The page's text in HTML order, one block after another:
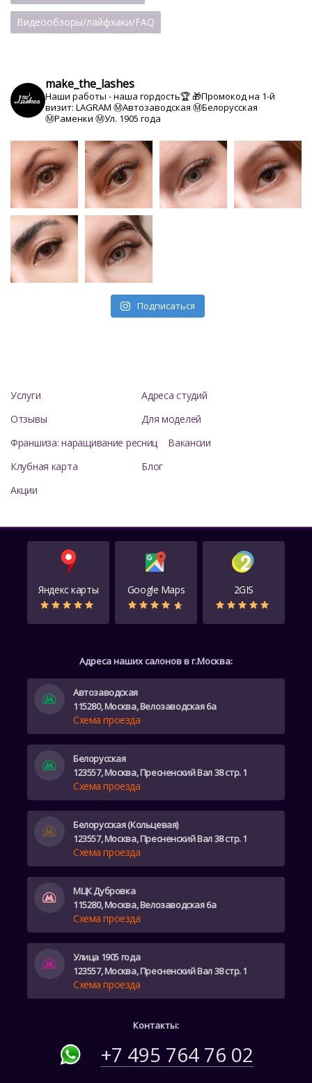
Видеообзоры/лайфхаки/FAQ
make_the_lashes
Наши работы - наша гордость🏆🎁Промокод на 1-й
визит: LAGRAM Ⓜ️Автозаводская Ⓜ️Белорусская
Ⓜ️Раменки Ⓜ️Ул. 1905 года
Подписаться
Услуги
Адреса студий
Отзывы
Для моделей
Франшиза: наращивание ресниц
Вакансии
Клубная карта
Блог
Акции
Яндекс карты Google Maps 2GIS
Контакты:
+7 495 764 76 02
Адреса наших салонов в г.Москва:
Автозаводская
115280, Москва, Велозаводская 6а
Схема проезда
Белорусская
123557, Москва, Пресненский Вал 38 стр. 1
Схема проезда
Белорусская (Кольцевая)
123557, Москва, Пресненский Вал 38 стр. 1
Схема проезда
МЦК Дубровка
115280, Москва, Велозаводская 6а
Схема проезда
Улица 1905 года
123557, Москва, Пресненский Вал 38 стр. 1
Схема проезда